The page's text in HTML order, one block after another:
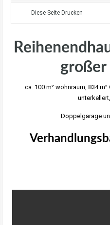
Diese Seite Drucken
großer
ca. 100 m² wohnraum, 834
Doppelgarage